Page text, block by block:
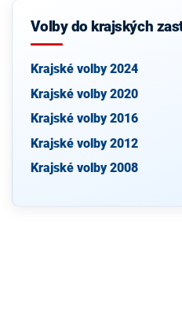
Volby do krajských
Krajské volby 2024
Krajské volby 2020
Krajské volby 2016
Krajské volby 2012
Krajské volby 2008